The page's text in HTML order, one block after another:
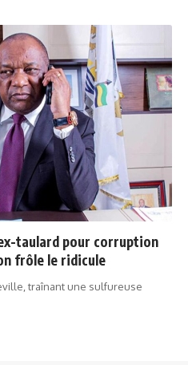
taulard pour corruption
frôle le ridicule
traînant une sulfureuse